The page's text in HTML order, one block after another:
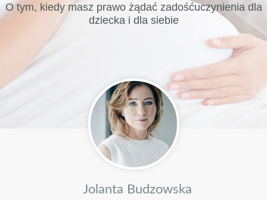
O tym, kiedy masz prawo żądać zadośćuczynienia dla
dziecka i dla siebie
Jolanta Budzowska